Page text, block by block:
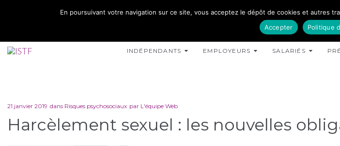
02 35 10 10 32 15 RUE DE L'INONDATION 76400 FÉCAMP
INDÉPENDANTS EMPLOYEURS SALARIÉS
21 janvier 2019 dans Risques psychosociaux par L'équipe Web
Harcèlement sexuel : les nouvelles
En poursuivant votre navigation sur ce site, vous acceptez le dépôt de cookies et autres
Accepter
Politique